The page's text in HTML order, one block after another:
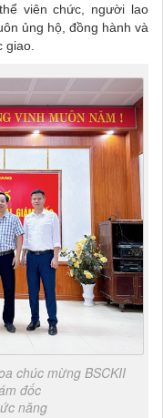
viên chức, người lao
ủng hộ, đồng hành và
giao.
chúc mừng BSCKII
đốc
năng